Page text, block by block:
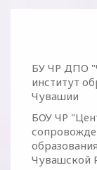
БУ ЧР ДПО
институт
Чувашии
БОУ ЧР
Чувашской